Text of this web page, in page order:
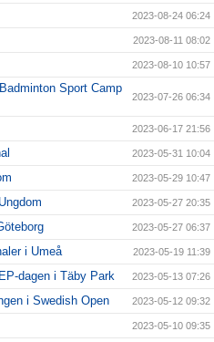
2023-08-24 06:24
2023-08-11 08:02
2023-08-10 10:57
Sport Camp
2023-07-26 06:34
2023-06-17 21:56
2023-05-31 10:04
2023-05-29 10:47
2023-05-27 20:35
2023-05-27 06:37
i Umeå 2023-05-19 11:39
dagen i Täby Park 2023-05-13 07:26
i Swedish Open 2023-05-12 09:32
2023-05-10 09:35